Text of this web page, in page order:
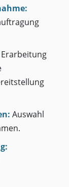
Erarbeitung
Auswahl